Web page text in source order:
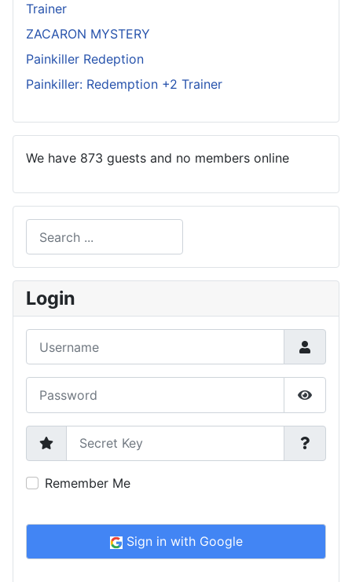
Trainer
ZACARON MYSTERY
Painkiller Redeption
Painkiller: Redemption +2 Trainer
We have 873 guests and no members online
Type 2 or more characters for results.
Login
Show
Secret Key
Remember Me
Sign in with Google